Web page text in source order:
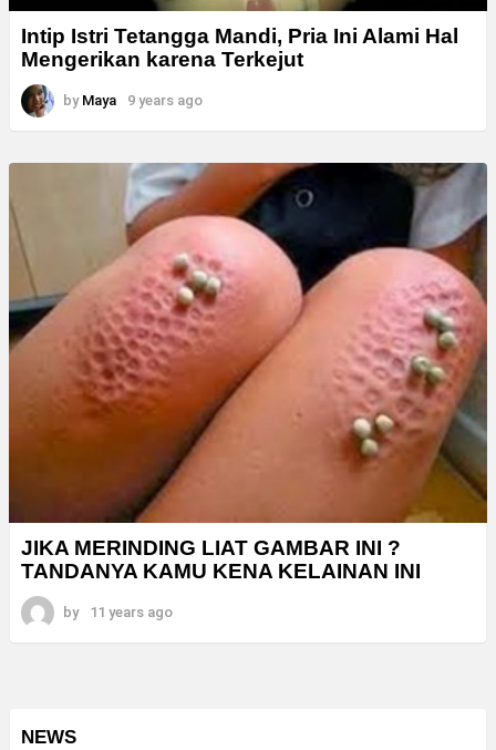
Intip Istri Tetangga Mandi, Pria Ini Alami Hal
Mengerikan karena Terkejut
by Maya 9 years ago
JIKA MERINDING LIAT GAMBAR INI ?
TANDANYA KAMU KENA KELAINAN INI
by 11 years ago
NEWS